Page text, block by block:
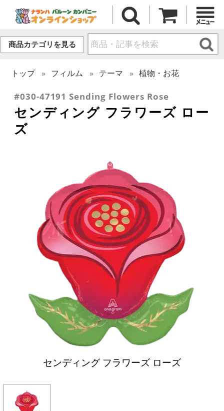
商品カテゴリを見る
トップ フィルム テーマ 植物・お花
#030-47191 Sending Flowers Rose
センディング フラワーズ ロー
ズ
センディング フラワーズ ローズ